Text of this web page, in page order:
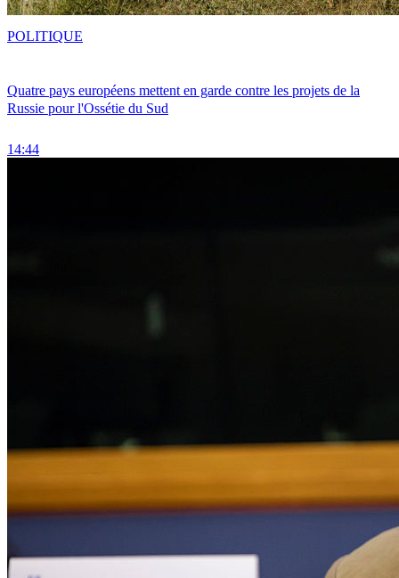
Quatre pays européens mettent en garde contre les projets de la
Russie pour l'Ossétie du Sud
14:44
POLITIQUE